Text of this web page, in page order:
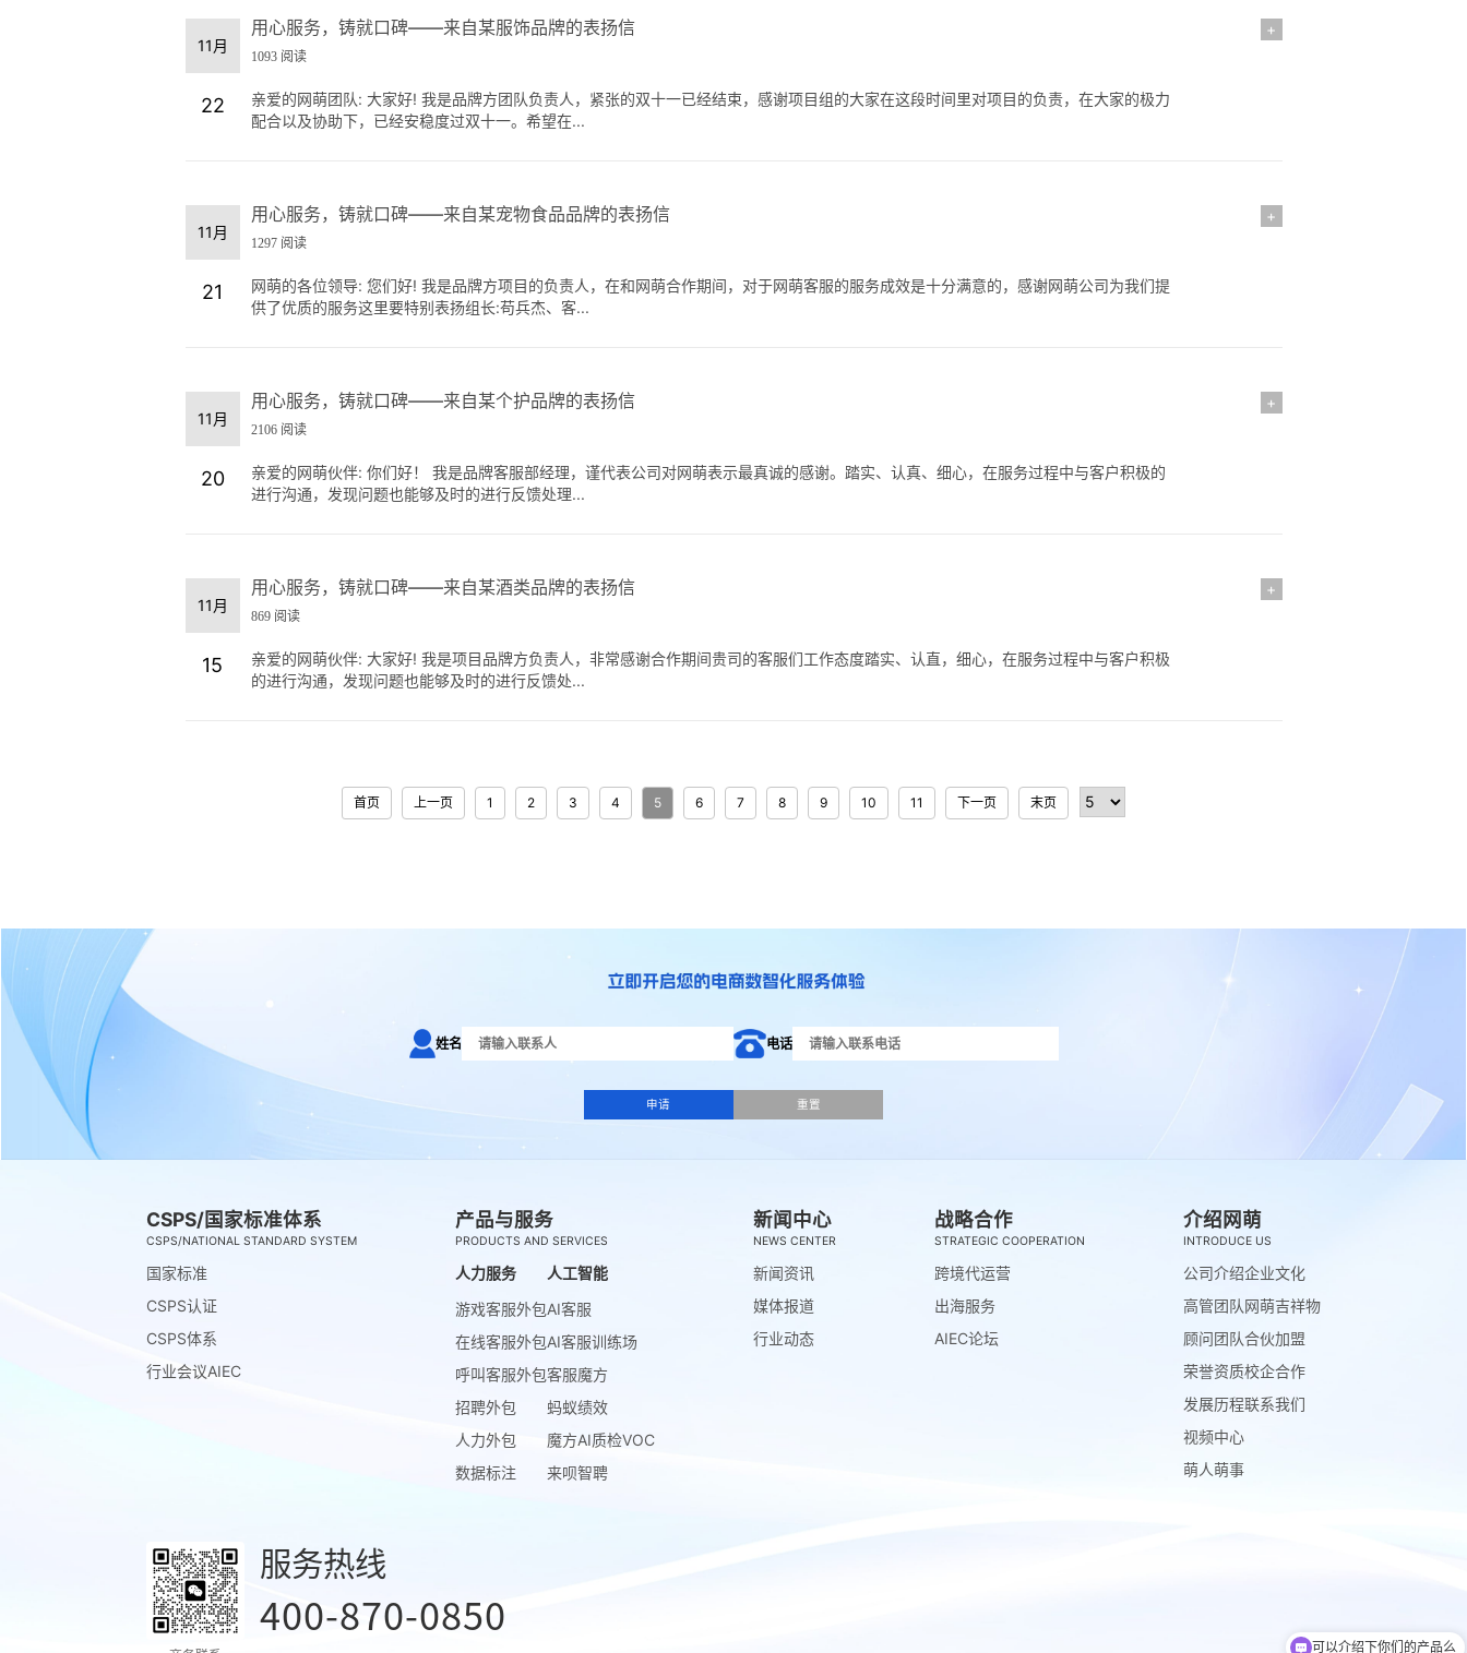
11月
22
+
用心服务，铸就口碑——来自某服饰品牌的表扬信
1093 阅读
亲爱的网萌团队: 大家好! 我是品牌方团队负责人，紧张的双十一已经结束，感谢项目组的大家在这段时间里对项目的负责，在大家的极力
配合以及协助下，已经安稳度过双十一。希望在...
11月
21
+
用心服务，铸就口碑——来自某宠物食品品牌的表扬信
1297 阅读
网萌的各位领导: 您们好! 我是品牌方项目的负责人，在和网萌合作期间，对于网萌客服的服务成效是十分满意的，感谢网萌公司为我们提
供了优质的服务这里要特别表扬组长:苟兵杰、客...
11月
20
+
用心服务，铸就口碑——来自某个护品牌的表扬信
2106 阅读
亲爱的网萌伙伴: 你们好！ 我是品牌客服部经理，谨代表公司对网萌表示最真诚的感谢。踏实、认真、细心，在服务过程中与客户积极的
进行沟通，发现问题也能够及时的进行反馈处理...
11月
15
+
用心服务，铸就口碑——来自某酒类品牌的表扬信
869 阅读
亲爱的网萌伙伴: 大家好! 我是项目品牌方负责人，非常感谢合作期间贵司的客服们工作态度踏实、认直，细心，在服务过程中与客户积极
的进行沟通，发现问题也能够及时的进行反馈处...
首页 上一页 1 2 3 4 5 6 7 8 9 10 11 下一页 末页
姓名 电话
申请 重置
CSPS/国家标准体系
CSPS/NATIONAL STANDARD SYSTEM
国家标准
CSPS认证
CSPS体系
行业会议AIEC
产品与服务
PRODUCTS AND SERVICES
人力服务
游戏客服外包
在线客服外包
呼叫客服外包
招聘外包
人力外包
数据标注
人工智能
AI客服
AI客服训练场
客服魔方
蚂蚁绩效
魔方AI质检VOC
来呗智聘
新闻中心
NEWS CENTER
新闻资讯
媒体报道
行业动态
战略合作
STRATEGIC COOPERATION
跨境代运营
出海服务
AIEC论坛
介绍网萌
INTRODUCE US
公司介绍
高管团队
顾问团队
荣誉资质
发展历程
视频中心
萌人萌事
企业文化
网萌吉祥物
合伙加盟
校企合作
联系我们
服务热线
400-870-0850
你们是怎么收费的呢